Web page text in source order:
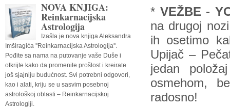
NOVA KNJIGA:
Reinkarnacijska
Astrologija
Izašla je nova knjiga Aleksandra
Imširagića ''Reinkarnacijska Astrologija''.
Pođite sa nama na putovanje vaše Duše i
otkrijte kako da promenite prošlost i kreirate
još sjajniju budućnost. Svi potrebni odgovori,
kao i alati, kriju se u sasvim posebnoj
astrološkoj oblasti – Reinkarnacijskoj
Astrologiji.
* VEŽBE -
na drugoj
ih osetimo
Upijač –
jedan
osmehom,
radosno!